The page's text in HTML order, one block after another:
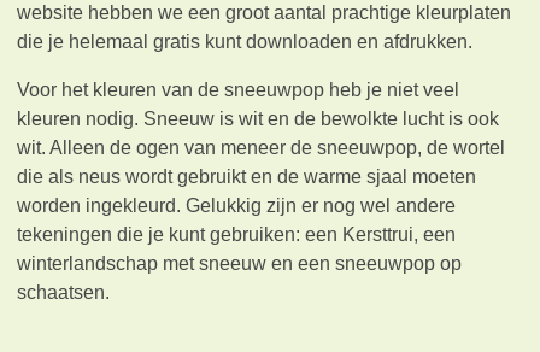
website hebben we een groot aantal prachtige kleurplaten
die je helemaal gratis kunt downloaden en afdrukken.
Voor het kleuren van de sneeuwpop heb je niet veel
kleuren nodig. Sneeuw is wit en de bewolkte lucht is ook
wit. Alleen de ogen van meneer de sneeuwpop, de wortel
die als neus wordt gebruikt en de warme sjaal moeten
worden ingekleurd. Gelukkig zijn er nog wel andere
tekeningen die je kunt gebruiken: een Kersttrui, een
winterlandschap met sneeuw en een sneeuwpop op
schaatsen.